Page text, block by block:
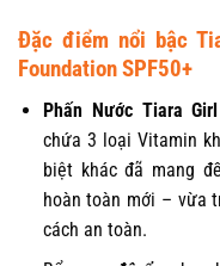
Đặc điểm nổi bậc
Foundation SPF50+
Phấn Nước Tiara
chứa 3 loại Vitamin
biệt khác đã mang
hoàn toàn mới – vừa
cách an toàn.